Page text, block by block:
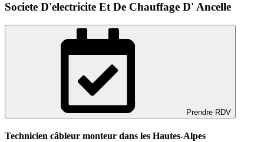
Societe D'electricite Et De Chauffage D' Ancelle
Prendre RDV
Technicien câbleur monteur dans les Hautes-Alpes